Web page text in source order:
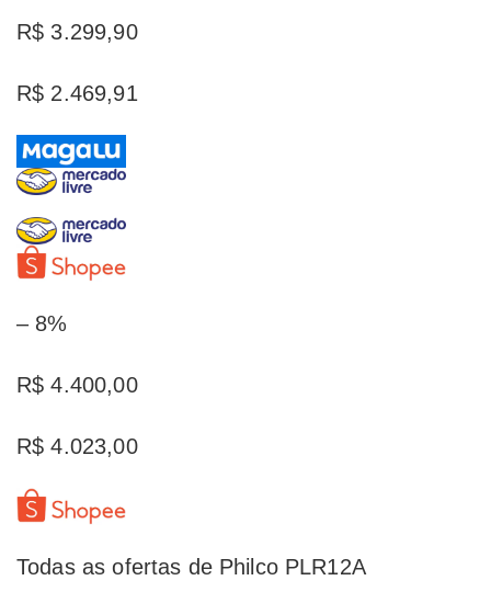
R$ 3.299,90
R$ 2.469,91
– 8%
R$ 4.400,00
R$ 4.023,00
Todas as ofertas de Philco PLR12A